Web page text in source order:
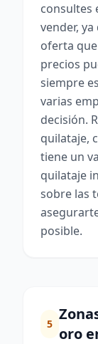
consultes
vender,
oferta
precios
siempre
varias
decisión.
quilataje,
tiene un
quilataje
sobre las
posible.
5
oro